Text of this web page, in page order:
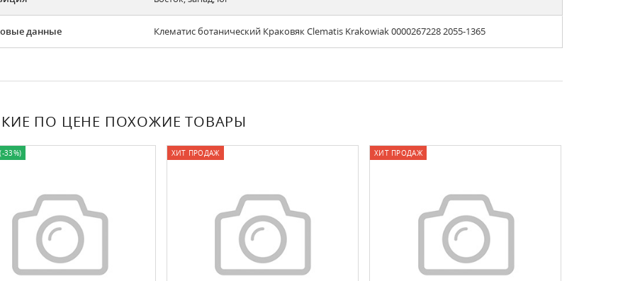
данные Клематис ботанический Краковяк Clematis Krakowiak 0000267228 2055-1365
ПО ЦЕНЕ ПОХОЖИЕ ТОВАРЫ
33%) ХИТ ПРОДАЖ ХИТ ПРОДАЖ